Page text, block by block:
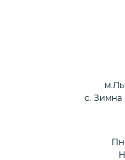
с. Зимна